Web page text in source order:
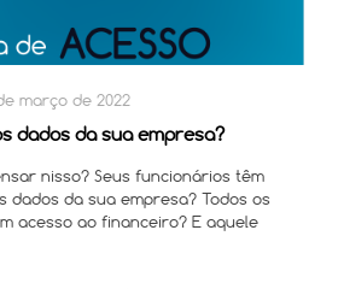
março de 2022
dados da sua empresa?
nisso? Seus funcionários têm
dados da sua empresa? Todos os
acesso ao financeiro? E aquele